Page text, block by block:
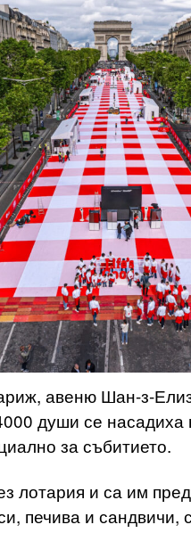
авеню Шан-з-
души се
за събитието.
лотария и са им
печива и сандвичи,